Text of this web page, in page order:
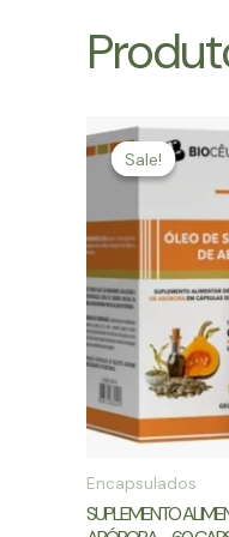
Sale!
Sale!
Encapsulados
SUPLEMENTO